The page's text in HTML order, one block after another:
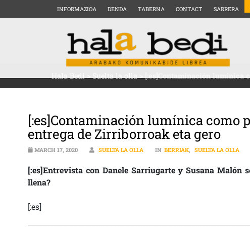
INFORMAZIOA DENDA TABERNA CONTACT SARRERA
Hala Bedi>Suelta la olla>[:es]Contaminación lumínica
[:es]Contaminación lumínica como
entrega de Zirriborroak eta gero
MARCH 17, 2020 SUELTA LA OLLA IN BERRIAK, SUELTA LA OLLA
[:es]Entrevista con Danele Sarriugarte y Susana Malón
llena?
[:es]